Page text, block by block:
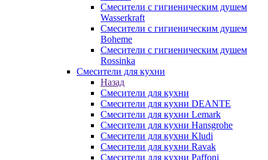
Смесители с гигиеническим душем
Wasserkraft
Смесители с гигиеническим душем
Boheme
Смесители с гигиеническим душем
Rossinka
Смесители для кухни
Назад
Смесители для кухни
Смесители для кухни DEANTE
Смесители для кухни Lemark
Смесители для кухни Hansgrohe
Смесители для кухни Kludi
Смесители для кухни Ravak
Смесители для кухни Paffoni